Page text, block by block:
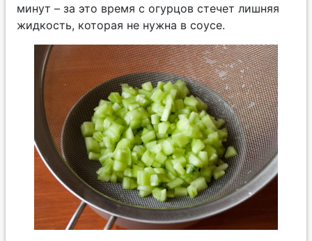
минут – за это время с огурцов стечет лишняя
жидкость, которая не нужна в соусе.